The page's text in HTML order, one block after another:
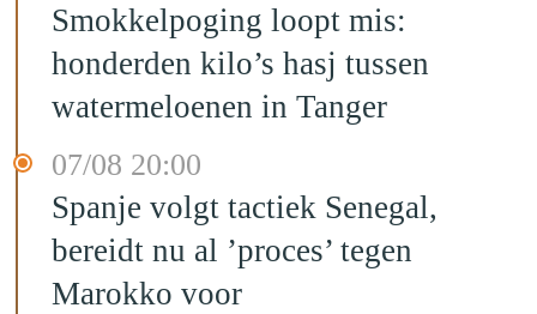
Smokkelpoging loopt mis:
honderden kilo’s hasj tussen
watermeloenen in Tanger
07/08 20:00
Spanje volgt tactiek Senegal,
bereidt nu al ’proces’ tegen
Marokko voor